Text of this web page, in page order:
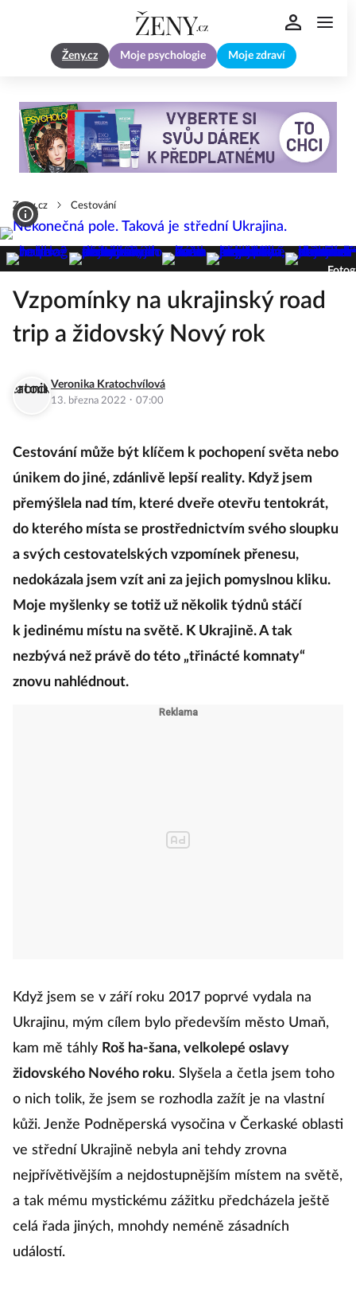
Ženy.cz Moje psychologie Moje zdraví
Zeny.cz Cestování
Vzpomínky na ukrajinský road
trip a židovský Nový rok
Veronika Kratochvílová
13. března 2022 · 07:00
Cestování může být klíčem k pochopení světa nebo
únikem do jiné, zdánlivě lepší reality. Když jsem
přemýšlela nad tím, které dveře otevřu tentokrát,
do kterého místa se prostřednictvím svého sloupku
a svých cestovatelských vzpomínek přenesu,
nedokázala jsem vzít ani za jejich pomyslnou kliku.
Moje myšlenky se totiž už několik týdnů stáčí
k jedinému místu na světě. K Ukrajině. A tak
nezbývá než právě do této „třinácté komnaty“
znovu nahlédnout.
Když jsem se v září roku 2017 poprvé vydala na
Ukrajinu, mým cílem bylo především město Umaň,
kam mě táhly Roš ha-šana, velkolepé oslavy
židovského Nového roku. Slyšela a četla jsem toho
o nich tolik, že jsem se rozhodla zažít je na vlastní
kůži. Jenže Podněperská vysočina v Čerkaské oblasti
ve střední Ukrajině nebyla ani tehdy zrovna
nejpřívětivějším a nejdostupnějším místem na světě,
a tak mému mystickému zážitku předcházela ještě
celá řada jiných, mnohdy neméně zásadních
událostí.